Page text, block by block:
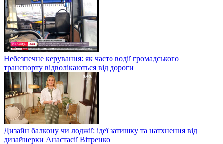
Небезпечне керування: як часто водії громадського
транспорту відволікаються від дороги
Дизайн балкону чи лоджії: ідеї затишку та натхнення від
дизайнерки Анастасії Вітренко